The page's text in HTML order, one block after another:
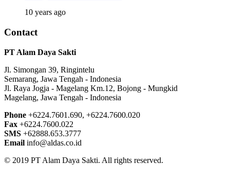
10 years ago
Contact
PT Alam Daya Sakti
Jl. Simongan 39, Ringintelu
Semarang, Jawa Tengah - Indonesia
Jl. Raya Jogja - Magelang Km.12, Bojong - Mungkid
Magelang, Jawa Tengah - Indonesia
Phone +6224.7601.690, +6224.7600.020
Fax +6224.7600.022
SMS +62888.653.3777
Email info@aldas.co.id
© 2019 PT Alam Daya Sakti. All rights reserved.